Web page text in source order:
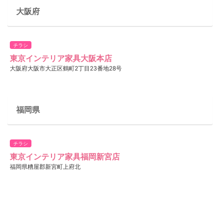
大阪府
チラシ
東京インテリア家具大阪本店
大阪府大阪市大正区鶴町2丁目23番地28号
福岡県
チラシ
東京インテリア家具福岡新宮店
福岡県糟屋郡新宮町上府北